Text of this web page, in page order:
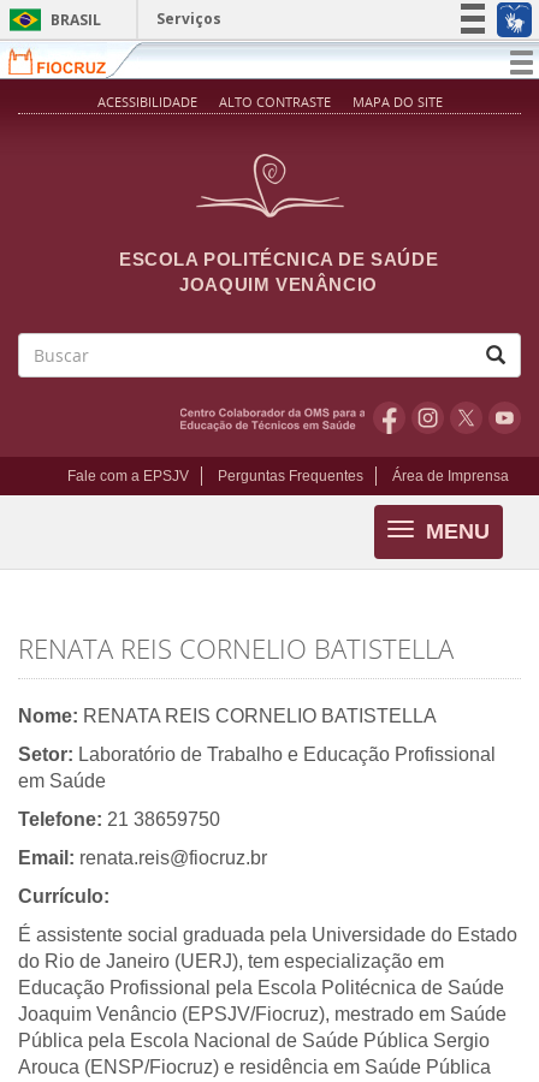
Pular para o conteúdo principal
BRASIL
Serviços
Simplifique!
Participe
ACESSIBILIDADE ALTO CONTRASTE MAPA DO SITE
ESCOLA POLITÉCNICA DE SAÚDE
JOAQUIM VENÂNCIO
Fale com a EPSJV Perguntas Frequentes Área de Imprensa
MENU
Toggle
navigation
RENATA REIS CORNELIO BATISTELLA
Nome: RENATA REIS CORNELIO BATISTELLA
Setor: Laboratório de Trabalho e Educação Profissional
em Saúde
Telefone: 21 38659750
Email: renata.reis@fiocruz.br
Currículo:
É assistente social graduada pela Universidade do Estado
do Rio de Janeiro (UERJ), tem especialização em
Educação Profissional pela Escola Politécnica de Saúde
Joaquim Venâncio (EPSJV/Fiocruz), mestrado em Saúde
Pública pela Escola Nacional de Saúde Pública Sergio
Arouca (ENSP/Fiocruz) e residência em Saúde Pública